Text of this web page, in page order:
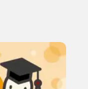
人或關鍵字